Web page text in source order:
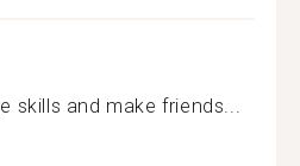
skills and make friends...